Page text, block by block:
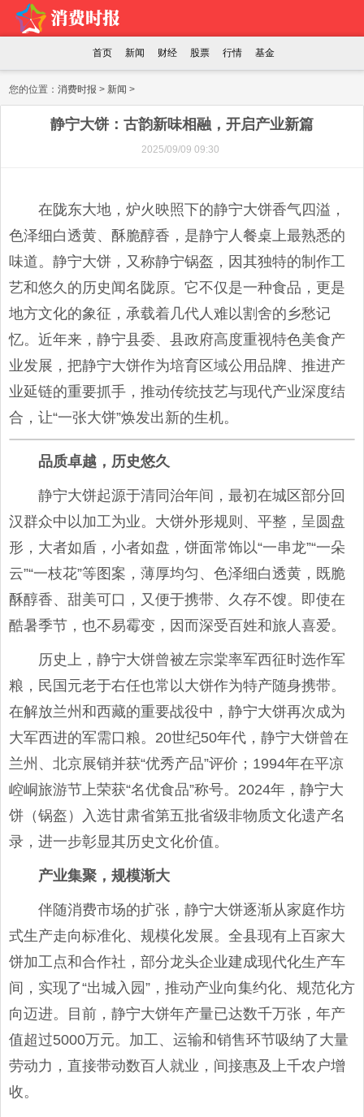
首页 新闻 财经 股票 行情 基金
您的位置：消费时报 > 新闻 >
静宁大饼：古韵新味相融，开启产业新篇
2025/09/09 09:30
在陇东大地，炉火映照下的静宁大饼香气四溢，
色泽细白透黄、酥脆醇香，是静宁人餐桌上最熟悉的
味道。静宁大饼，又称静宁锅盔，因其独特的制作工
艺和悠久的历史闻名陇原。它不仅是一种食品，更是
地方文化的象征，承载着几代人难以割舍的乡愁记
忆。近年来，静宁县委、县政府高度重视特色美食产
业发展，把静宁大饼作为培育区域公用品牌、推进产
业延链的重要抓手，推动传统技艺与现代产业深度结
合，让“一张大饼”焕发出新的生机。
品质卓越 ， 历史悠久
静宁大饼起源于清同治年间，最初在城区部分回
汉群众中以加工为业。大饼外形规则、平整，呈圆盘
形，大者如盾，小者如盘，饼面常饰以“一串龙”“一朵
云”“一枝花”等图案，薄厚均匀、色泽细白透黄，既脆
酥醇香、甜美可口，又便于携带、久存不馊。即使在
酷暑季节，也不易霉变，因而深受百姓和旅人喜爱。
历史上，静宁大饼曾被左宗棠率军西征时选作军
粮，民国元老于右任也常以大饼作为特产随身携带。
在解放兰州和西藏的重要战役中，静宁大饼再次成为
大军西进的军需口粮。20世纪50年代，静宁大饼曾在
兰州、北京展销并获“优秀产品”评价；1994年在平凉
崆峒旅游节上荣获“名优食品”称号。2024年，静宁大
饼（锅盔）入选甘肃省第五批省级非物质文化遗产名
录，进一步彰显其历史文化价值。
产业集聚，规模渐大
伴随消费市场的扩张，静宁大饼逐渐从家庭作坊
式生产走向标准化、规模化发展。全县现有上百家大
饼加工点和合作社，部分龙头企业建成现代化生产车
间，实现了“出城入园”，推动产业向集约化、规范化方
向迈进。目前，静宁大饼年产量已达数千万张，年产
值超过5000万元。加工、运输和销售环节吸纳了大量
劳动力，直接带动数百人就业，间接惠及上千农户增
收。